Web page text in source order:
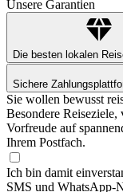
Unsere Garantien
Die besten lokalen
Sichere
Sie wollen bewusst
Besondere
Vorfreude auf
Ihrem Postfach.
Ich bin damit
SMS und WhatsApp-